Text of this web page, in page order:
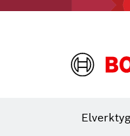
Elverktyg